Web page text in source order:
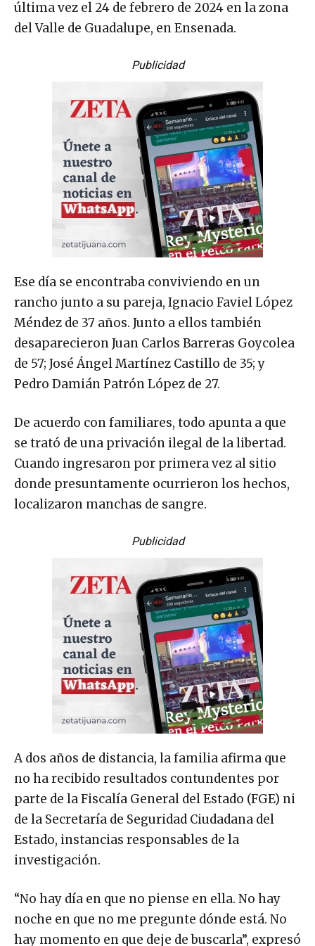
última vez el 24 de febrero de 2024 en la zona
del Valle de Guadalupe, en Ensenada.
Publicidad
Ese día se encontraba conviviendo en un
rancho junto a su pareja, Ignacio Faviel López
Méndez de 37 años. Junto a ellos también
desaparecieron Juan Carlos Barreras Goycolea
de 57; José Ángel Martínez Castillo de 35; y
Pedro Damián Patrón López de 27.
De acuerdo con familiares, todo apunta a que
se trató de una privación ilegal de la libertad.
Cuando ingresaron por primera vez al sitio
donde presuntamente ocurrieron los hechos,
localizaron manchas de sangre.
Publicidad
A dos años de distancia, la familia afirma que
no ha recibido resultados contundentes por
parte de la Fiscalía General del Estado (FGE) ni
de la Secretaría de Seguridad Ciudadana del
Estado, instancias responsables de la
investigación.
“No hay día en que no piense en ella. No hay
noche en que no me pregunte dónde está. No
hay momento en que deje de buscarla”, expresó